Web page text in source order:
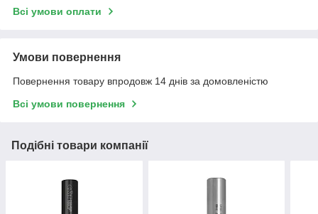
Всі умови оплати
Умови повернення
Повернення товару впродовж 14 днів за домовленістю
Всі умови повернення
Подібні товари компанії